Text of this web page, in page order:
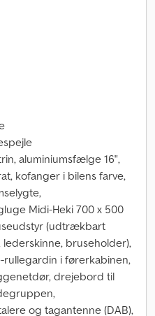
aluminiumsfælge 16",
kofanger i bilens farve,
Midi-Heki 700 x 500
(udtrækbart
bruseholder),
i førerkabinen,
drejebord til
og tagantenne (DAB),